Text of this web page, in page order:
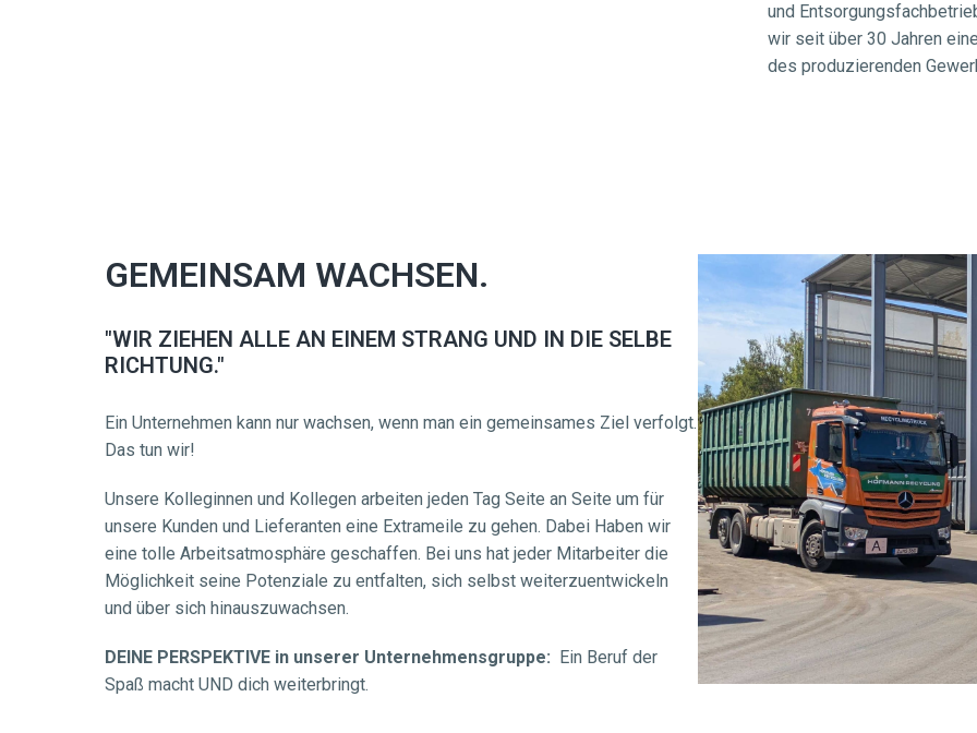
und
wir seit über 30 Jahren
des produzierenden
GEMEINSAM WACHSEN.
"WIR ZIEHEN ALLE AN EINEM STRANG UND IN DIE SELBE
RICHTUNG."
Ein Unternehmen kann nur wachsen, wenn man ein gemeinsames Ziel verfolgt.
Das tun wir!
Unsere Kolleginnen und Kollegen arbeiten jeden Tag Seite an Seite um für
unsere Kunden und Lieferanten eine Extrameile zu gehen. Dabei Haben wir
eine tolle Arbeitsatmosphäre geschaffen. Bei uns hat jeder Mitarbeiter die
Möglichkeit seine Potenziale zu entfalten, sich selbst weiterzuentwickeln
und über sich hinauszuwachsen.
DEINE PERSPEKTIVE in unserer Unternehmensgruppe: Ein Beruf der
Spaß macht UND dich weiterbringt.